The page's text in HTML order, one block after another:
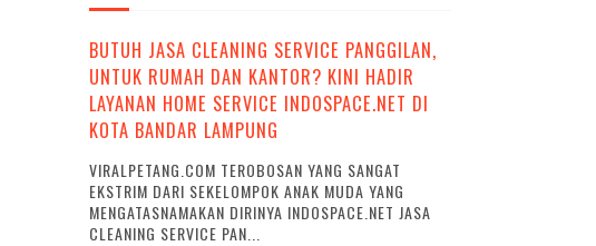
BUTUH JASA CLEANING SERVICE PANGGILAN,
UNTUK RUMAH DAN KANTOR? KINI HADIR
LAYANAN HOME SERVICE INDOSPACE.NET DI
KOTA BANDAR LAMPUNG
VIRALPETANG.COM TEROBOSAN YANG SANGAT
EKSTRIM DARI SEKELOMPOK ANAK MUDA YANG
MENGATASNAMAKAN DIRINYA INDOSPACE.NET JASA
CLEANING SERVICE PAN...